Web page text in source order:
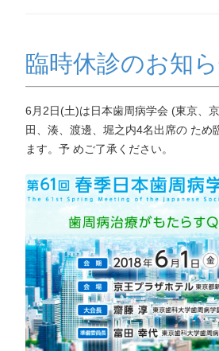
プ
臨時休診のお知
6月2日(土)は日本歯周病学会 (東京、
田、湊、渡邊、堀之内4名出席の ため
ます。予 めご了承ください。